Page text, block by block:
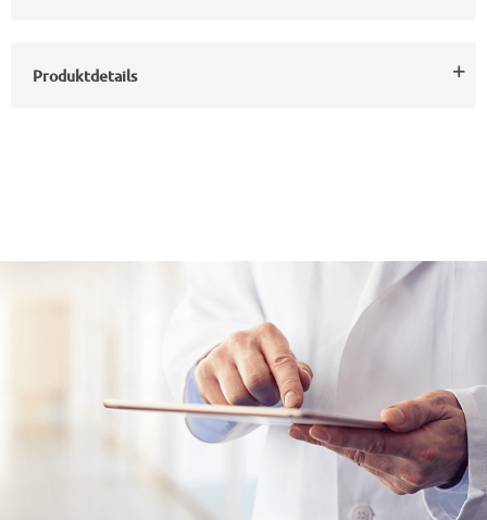
Produktdetails